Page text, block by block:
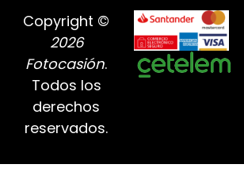
Copyright ©
2026
Fotocasión.
Todos los
derechos
reservados.